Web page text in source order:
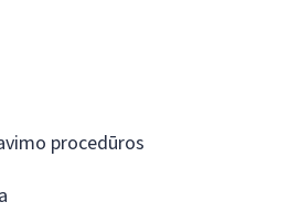
procedūros